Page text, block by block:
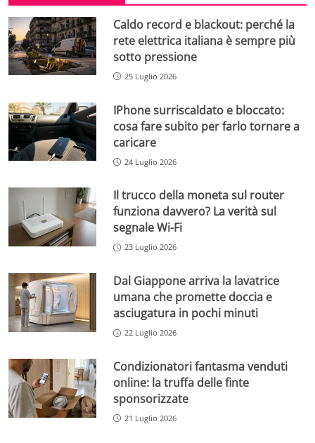
Caldo record e blackout: perché la
rete elettrica italiana è sempre più
sotto pressione
25 Luglio 2026
IPhone surriscaldato e bloccato:
cosa fare subito per farlo tornare a
caricare
24 Luglio 2026
Il trucco della moneta sul router
funziona davvero? La verità sul
segnale Wi-Fi
23 Luglio 2026
Dal Giappone arriva la lavatrice
umana che promette doccia e
asciugatura in pochi minuti
22 Luglio 2026
Condizionatori fantasma venduti
online: la truffa delle finte
sponsorizzate
21 Luglio 2026